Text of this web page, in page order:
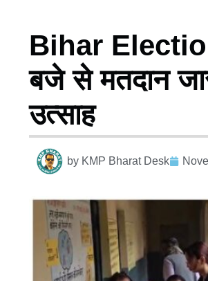
Bihar
बजे से मतदान
उत्साह
by KMP Bharat Desk